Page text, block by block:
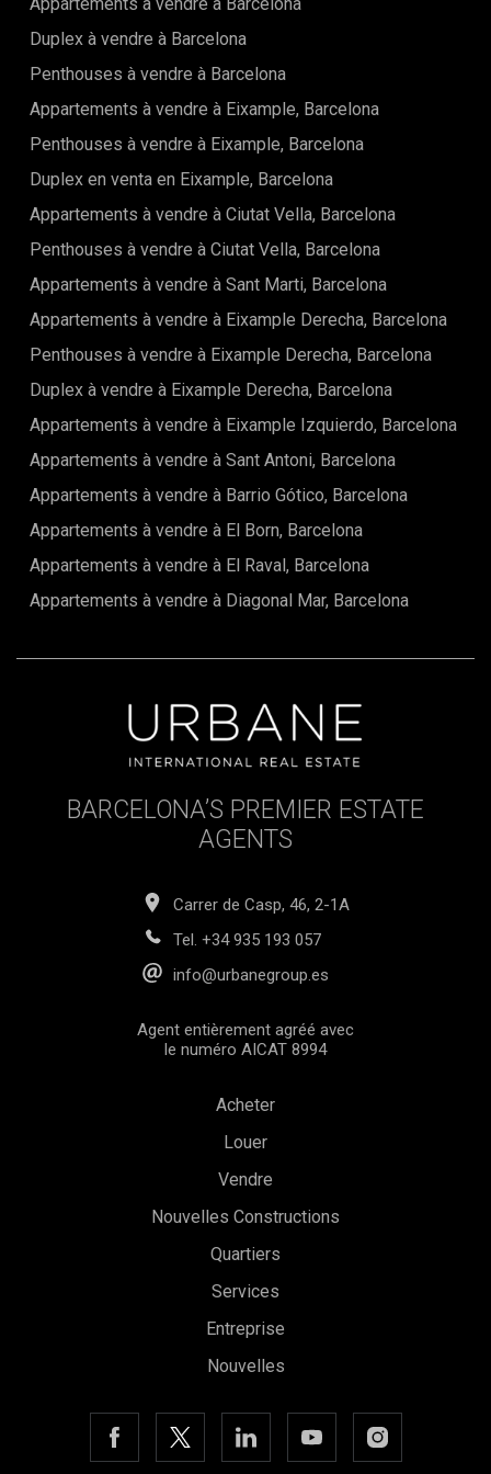
transport public se trouvent à proximité immédiate, offrant
un équilibre parfait entre dynamisme urbain et tranquillité
emménager, une opportunité rare de profiter du luxe
Barcelone.Informations réglementaires :Bien résidentiel
neuf achevé en 2024. Exclu du contrôle des loyers selon
loyer ne s'appliquent pas, même dans les zones déclarées
à la Loi 12/2023 du 24 mai relative au droit au logement.
Duplex à vendre à Barcelona
Penthouses à vendre à Barcelona
Appartements à vendre à Eixample, Barcelona
Penthouses à vendre à Eixample, Barcelona
Duplex en venta en Eixample, Barcelona
Appartements à vendre à Ciutat Vella, Barcelona
Penthouses à vendre à Ciutat Vella, Barcelona
Appartements à vendre à Sant Marti, Barcelona
Appartements à vendre à Eixample Derecha, Barcelona
Penthouses à vendre à Eixample Derecha, Barcelona
Duplex à vendre à Eixample Derecha, Barcelona
Appartements à vendre à Eixample Izquierdo, Barcelona
Appartements à vendre à Sant Antoni, Barcelona
Appartements à vendre à Barrio Gótico, Barcelona
Appartements à vendre à El Born, Barcelona
Appartements à vendre à El Raval, Barcelona
Appartements à vendre à Diagonal Mar, Barcelona
BARCELONA’S PREMIER ESTATE
AGENTS
Carrer de Casp, 46, 2-1A
Tel. +34 935 193 057
info@urbanegroup.es
Agent entièrement agréé avec
le numéro AICAT 8994
Acheter
Louer
Vendre
Nouvelles Constructions
Quartiers
Services
Entreprise
Nouvelles